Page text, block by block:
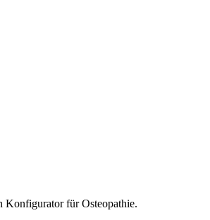
Konfigurator fürOsteopathie.